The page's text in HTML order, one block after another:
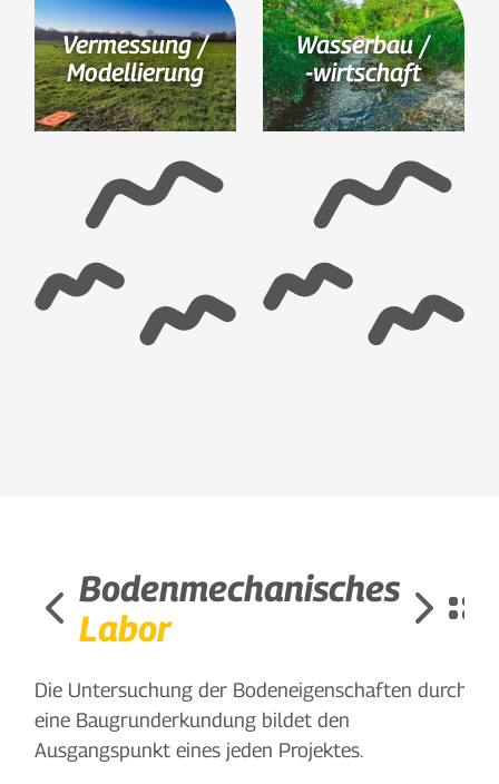
Vermessung /
Modellierung
Wasserbau /
-wirtschaft
Bodenmechanisches
Labor
Die Untersuchung der Bodeneigenschaften durch
eine Baugrunderkundung bildet den
Ausgangspunkt eines jeden Projektes.